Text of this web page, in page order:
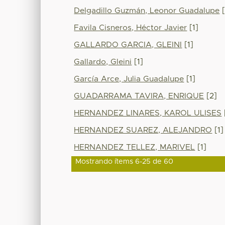
Delgadillo Guzmán, Leonor Guadalupe
Favila Cisneros, Héctor Javier [1]
GALLARDO GARCIA, GLEINI [1]
Gallardo, Gleini [1]
García Arce, Julia Guadalupe [1]
GUADARRAMA TAVIRA, ENRIQUE [2]
HERNANDEZ LINARES, KAROL ULISES
HERNANDEZ SUAREZ, ALEJANDRO [1]
HERNANDEZ TELLEZ, MARIVEL [1]
Mostrando ítems 6-25 de 60